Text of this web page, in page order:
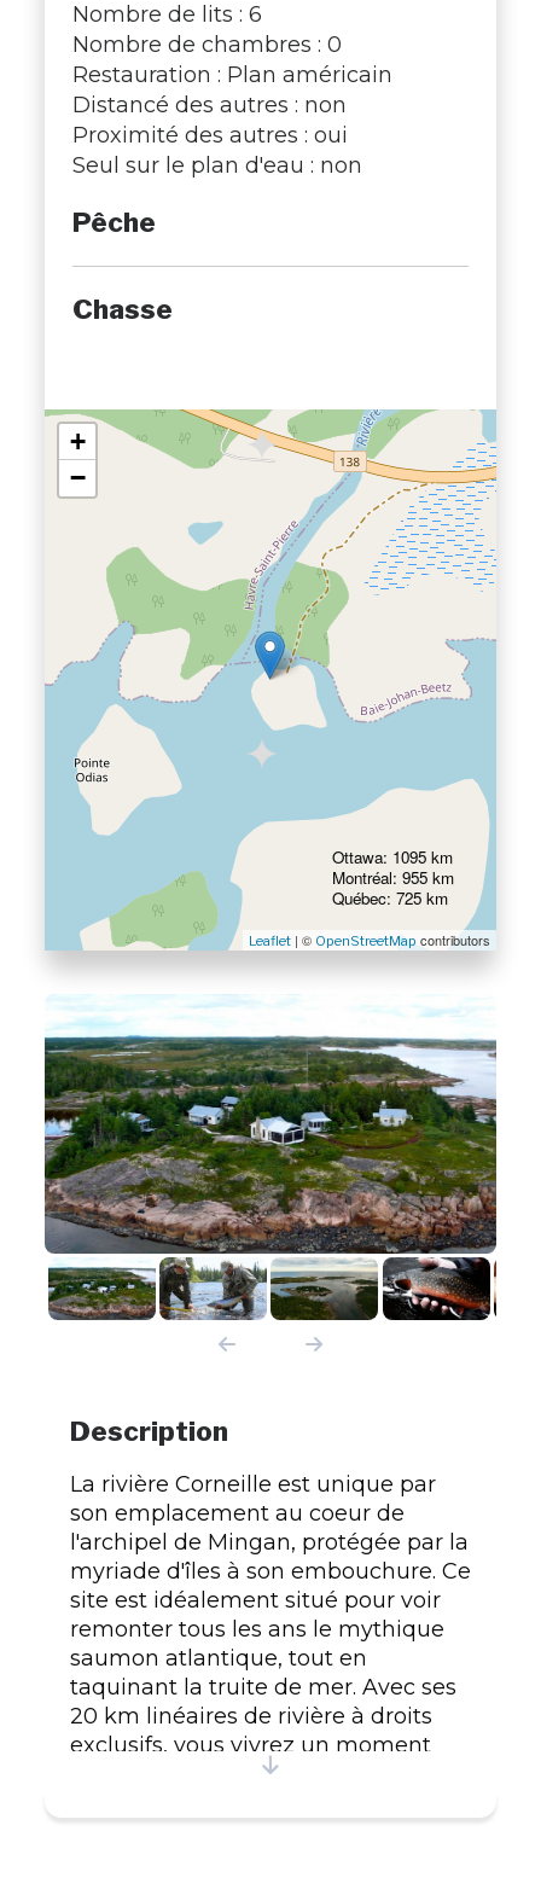
Nombre de lits : 6
Nombre de chambres : 0
Restauration : Plan américain
Distancé des autres : non
Proximité des autres : oui
Seul sur le plan d'eau : non
Pêche
Chasse
+
−
Leaflet| © OpenStreetMap contributors
Ottawa: 1095 km
Montréal: 955 km
Québec: 725 km
Description
La rivière Corneille est unique par
son emplacement au coeur de
l'archipel de Mingan, protégée par la
myriade d'îles à son embouchure. Ce
site est idéalement situé pour voir
remonter tous les ans le mythique
saumon atlantique, tout en
taquinant la truite de mer. Avec ses
20 km linéaires de rivière à droits
exclusifs, vous vivrez un moment
privilégié en découvrant la beauté